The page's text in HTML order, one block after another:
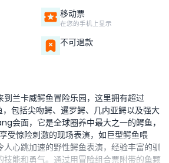
移动票
在您的手机上显示
不可退款
到兰卡威鳄鱼冒险乐园，这里拥有超过
包括尖吻鳄、暹罗鳄、几内亚鳄以及强大
会面，它是全球圈养中最大之一的鳄鱼，
受惊险刺激的现场表演，如巨型鳄鱼喂
心跳加速的野性鳄鱼表演，经验丰富的驯
技能和勇气。通过用冒险组合票附带的鱼颗